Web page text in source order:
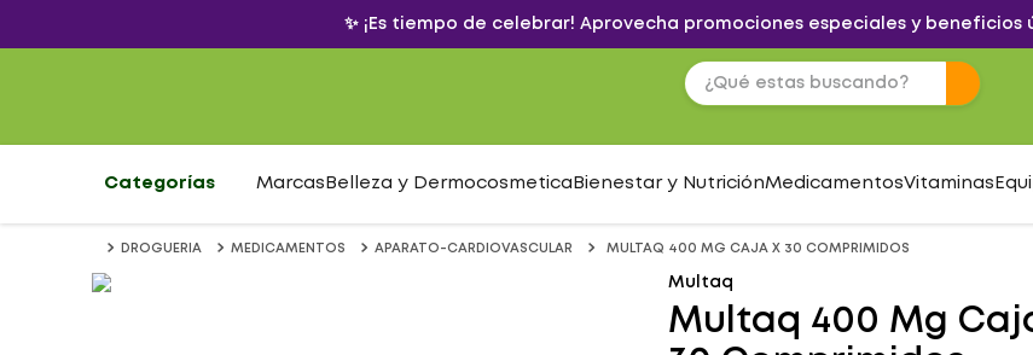
✨ ¡Es tiempo de celebrar! Aprovecha promociones especiales y beneficios
Categorías Marcas Belleza y Dermocosmetica Bienestar y NutriciónMedicamentosVitaminas
DROGUERIA MEDICAMENTOS APARATO-CARDIOVASCULAR MULTAQ 400 MG CAJA X 30 COMPRIMIDOS
Multaq
Multaq 400 Mg